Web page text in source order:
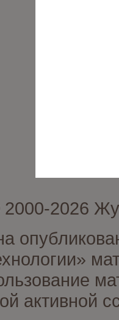
2026
активной